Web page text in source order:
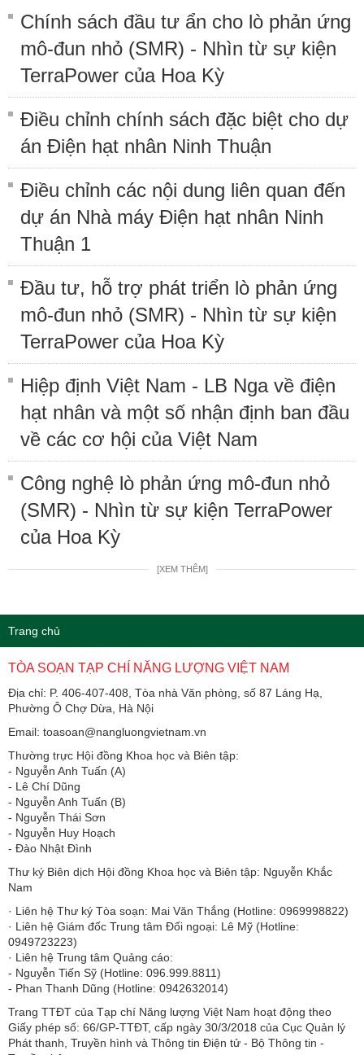
Chính sách đầu tư ẩn cho lò phản ứng
mô-đun nhỏ (SMR) - Nhìn từ sự kiện
TerraPower của Hoa Kỳ
Điều chỉnh chính sách đặc biệt cho dự
án Điện hạt nhân Ninh Thuận
Điều chỉnh các nội dung liên quan đến
dự án Nhà máy Điện hạt nhân Ninh
Thuận 1
Đầu tư, hỗ trợ phát triển lò phản ứng
mô-đun nhỏ (SMR) - Nhìn từ sự kiện
TerraPower của Hoa Kỳ
Hiệp định Việt Nam - LB Nga về điện
hạt nhân và một số nhận định ban đầu
về các cơ hội của Việt Nam
Công nghệ lò phản ứng mô-đun nhỏ
(SMR) - Nhìn từ sự kiện TerraPower
của Hoa Kỳ
[XEM THÊM]
Trang chủ
TÒA SOẠN TẠP CHÍ NĂNG LƯỢNG VIỆT NAM
Địa chỉ: P. 406-407-408, Tòa nhà Văn phòng, số 87 Láng Hạ,
Phường Ô Chợ Dừa, Hà Nội
Email: toasoan@nangluongvietnam.vn
Thường trực Hội đồng Khoa học và Biên tập:
​​​​​​- Nguyễn Anh Tuấn (A)
- Lê Chí Dũng
- Nguyễn Anh Tuấn (B)
- Nguyễn Thái Sơn
- Nguyễn Huy Hoạch
- Đào Nhật Đình
Thư ký Biên dịch Hội đồng Khoa học và Biên tập: Nguyễn Khắc
Nam
· Liên hệ Thư ký Tòa soạn: Mai Văn Thắng (Hotline: 0969998822)
· Liên hệ Giám đốc Trung tâm Đối ngoại: Lê Mỹ (Hotline:
0949723223)
· Liên hệ Trung tâm Quảng cáo:
- Nguyễn Tiến Sỹ (Hotline: 096.999.8811)
- Phan Thanh Dũng (Hotline: 0942632014)
Trang TTĐT của Tạp chí Năng lượng Việt Nam hoạt động theo
Giấy phép số: 66/GP-TTĐT, cấp ngày 30/3/2018 của Cục Quản lý
Phát thanh, Truyền hình và Thông tin Điện tử - Bộ Thông tin -